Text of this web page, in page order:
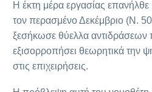
Η έκτη μέρα εργασίας
τον περασμένο Δεκέμβριο (Ν.
ξεσήκωσε θύελλα αντιδράσεων
εξισορροπήσει θεωρητικά την
στις επιχειρήσεις.